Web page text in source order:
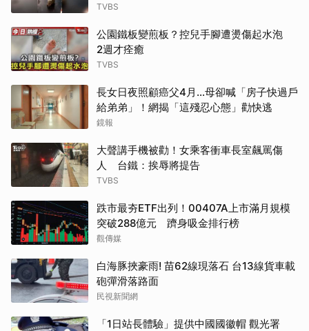
TVBS
公園鐵板變煎板？控兒手腳遭燙傷起水泡
2週才痊癒
TVBS
長女日夜照顧癌父4月…母卻喊「房子快過戶
給弟弟」！網揭「這殘忍心態」勸快逃
鏡報
大聲講手機被勸！女乘客衝車長室飆罵傷
人 台鐵：挨辱將提告
TVBS
跌市最夯ETF出列！00407A上市滿月規模
突破288億元 躋身吸金排行榜
觀傳媒
白海豚挾豪雨! 苗62線現落石 台13線貨車載
砲彈滑落路面
民視新聞網
「1日站長體驗」提供中國國徽帽 觀光署